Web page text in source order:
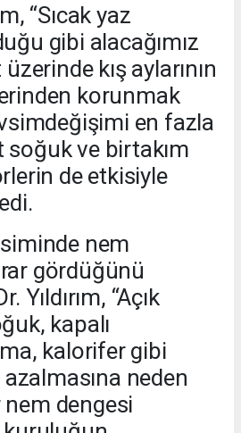
“Sıcak yaz
gibi alacağımız
kış aylarının
korunmak
en fazla
soğuk ve birtakım
de etkisiyle
nem
gördüğünü
Yıldırım, “Açık
kapalı
kalorifer gibi
neden
dengesi